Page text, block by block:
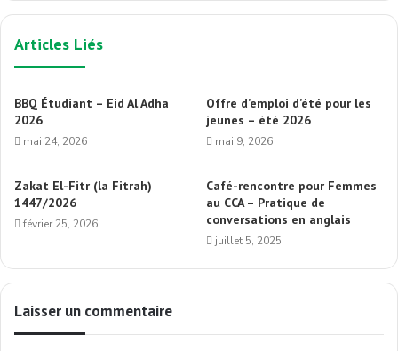
Articles Liés
BBQ Étudiant – Eid Al Adha
2026
mai 24, 2026
Offre d’emploi d’été pour les
jeunes – été 2026
mai 9, 2026
Zakat El-Fitr (la Fitrah)
1447/2026
février 25, 2026
Café-rencontre pour Femmes
au CCA – Pratique de
conversations en anglais
juillet 5, 2025
Laisser un commentaire